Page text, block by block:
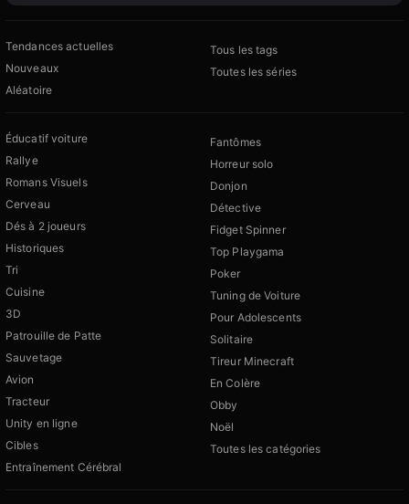
Tendances actuelles
Nouveaux
Aléatoire
Tous les tags
Toutes les séries
Éducatif voiture
Rallye
Romans Visuels
Cerveau
Dés à 2 joueurs
Historiques
Tri
Cuisine
3D
Patrouille de Patte
Sauvetage
Avion
Tracteur
Unity en ligne
Cibles
Entraînement Cérébral
Fantômes
Horreur solo
Donjon
Détective
Fidget Spinner
Top Playgama
Poker
Tuning de Voiture
Pour Adolescents
Solitaire
Tireur Minecraft
En Colère
Obby
Noël
Toutes les catégories